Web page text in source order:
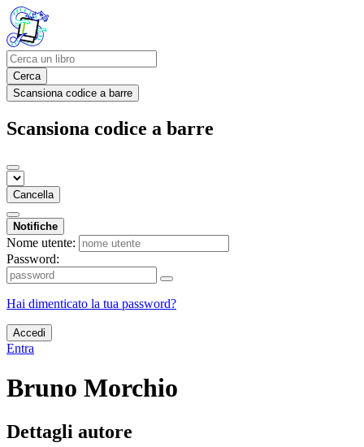
Cerca
Scansiona codice a barre
Scansiona codice a barre
Cancella
Notifiche
Nome utente:
Password:
Hai dimenticato la tua password?
Accedi
Entra
Bruno Morchio
Dettagli autore